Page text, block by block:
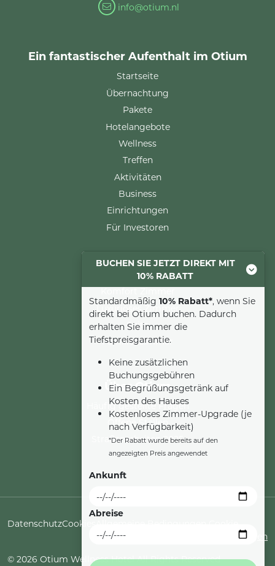
BUCHEN SIE JETZT DIREKT MIT
10% RABATT
Standardmäßig 10% Rabatt*, wenn Sie
direkt bei Otium buchen. Dadurch
erhalten Sie immer die
Tiefstpreisgarantie.
Keine zusätzlichen
Buchungsgebühren
Ein Begrüßungsgetränk auf
Kosten des Hauses
Kostenloses Zimmer-Upgrade (je
nach Verfügbarkeit)
*Der Rabatt wurde bereits auf den
angezeigten Preis angewendet
Ankunft
Abreise
info@otium.nl
Ein fantastischer Aufenthalt im Otium
Startseite
Übernachtung
Pakete
Hotelangebote
Wellness
Treffen
Aktivitäten
Business
Einrichtungen
Für Investoren
Übernachtung
Luxuriöses Zimmer
Suite
Familienzimmer
Über Otium
Häufig gestellte Fragen
Offene Stellen
Straßenarbeiten 2025
© 2026 Otium Wellness Hotel All Rights Reserved
DatenschutzCookies
und Konditionen
Einstellungen